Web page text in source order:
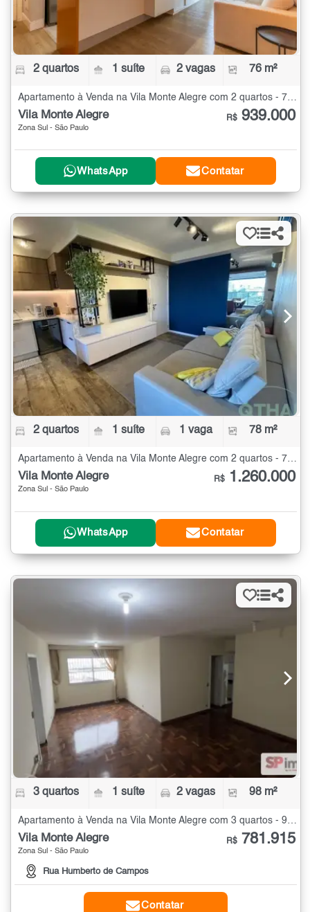
2 quartos 1 suíte 2 vagas 76 m²
Apartamento à Venda na Vila Monte Alegre com 2 quartos - 76 m²
Vila Monte Alegre
Zona Sul - São Paulo
R$ 939.000
WhatsApp Contatar
2 quartos 1 suíte 1 vaga 78 m²
Apartamento à Venda na Vila Monte Alegre com 2 quartos - 78 m²
Vila Monte Alegre
Zona Sul - São Paulo
R$ 1.260.000
WhatsApp Contatar
3 quartos 1 suíte 2 vagas 98 m²
Vila Monte Alegre
Zona Sul - São Paulo
Rua Humberto de Campos
R$ 781.915
Contatar